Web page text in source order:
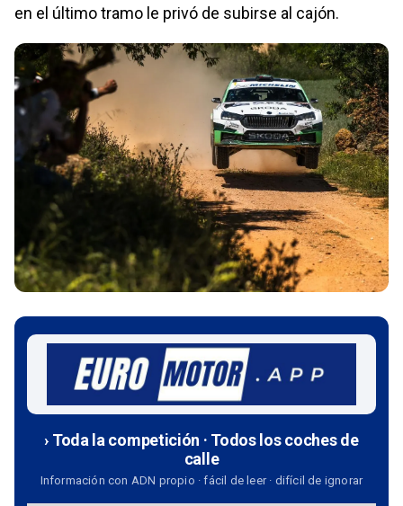
en el último tramo le privó de subirse al cajón.
› Toda la competición · Todos los coches de
calle
Información con ADN propio · fácil de leer · difícil de ignorar